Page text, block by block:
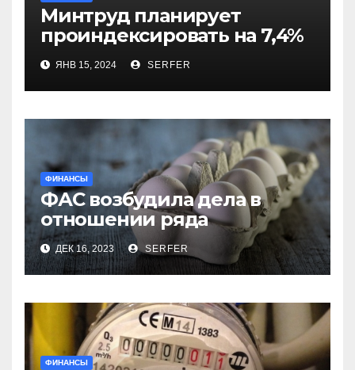
Минтруд планирует
проиндексировать на 7,4%
более 40 выплат и
компенсаций
ЯНВ 15, 2024 SERFER
ФИНАНСЫ
ФАС возбудила дела в
отношении ряда
региональных
производителей куриных
яиц
ДЕК 16, 2023 SERFER
ФИНАНСЫ